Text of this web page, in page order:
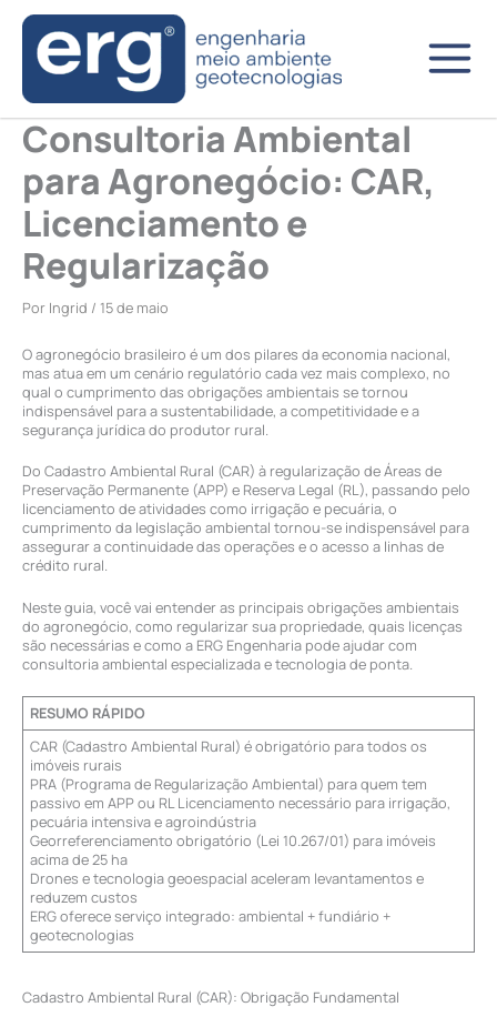
para
conteúdo
Consultoria Ambiental
para Agronegócio: CAR,
Licenciamento e
Regularização
Por Ingrid / 15 de maio
O agronegócio brasileiro é um dos pilares da economia nacional,
mas atua em um cenário regulatório cada vez mais complexo, no
qual o cumprimento das obrigações ambientais se tornou
indispensável para a sustentabilidade, a competitividade e a
segurança jurídica do produtor rural.
Do Cadastro Ambiental Rural (CAR) à regularização de Áreas de
Preservação Permanente (APP) e Reserva Legal (RL), passando pelo
licenciamento de atividades como irrigação e pecuária, o
cumprimento da legislação ambiental tornou-se indispensável para
assegurar a continuidade das operações e o acesso a linhas de
crédito rural.
Neste guia, você vai entender as principais obrigações ambientais
do agronegócio, como regularizar sua propriedade, quais licenças
são necessárias e como a ERG Engenharia pode ajudar com
consultoria ambiental especializada e tecnologia de ponta.
RESUMO RÁPIDO
CAR (Cadastro Ambiental Rural) é obrigatório para todos os
imóveis rurais
PRA (Programa de Regularização Ambiental) para quem tem
passivo em APP ou RL Licenciamento necessário para irrigação,
pecuária intensiva e agroindústria
Georreferenciamento obrigatório (Lei 10.267/01) para imóveis
acima de 25 ha
Drones e tecnologia geoespacial aceleram levantamentos e
reduzem custos
ERG oferece serviço integrado: ambiental + fundiário +
geotecnologias
Cadastro Ambiental Rural (CAR): Obrigação Fundamental